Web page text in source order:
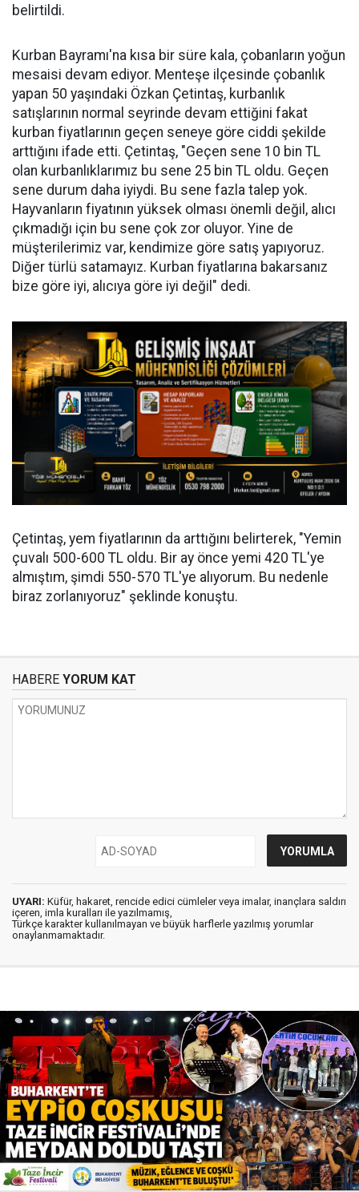
belirtildi.
Kurban Bayramı'na kısa bir süre kala, çobanların yoğun
mesaisi devam ediyor. Menteşe ilçesinde çobanlık
yapan 50 yaşındaki Özkan Çetintaş, kurbanlık
satışlarının normal seyrinde devam ettiğini fakat
kurban fiyatlarının geçen seneye göre ciddi şekilde
arttığını ifade etti. Çetintaş, "Geçen sene 10 bin TL
olan kurbanlıklarımız bu sene 25 bin TL oldu. Geçen
sene durum daha iyiydi. Bu sene fazla talep yok.
Hayvanların fiyatının yüksek olması önemli değil, alıcı
çıkmadığı için bu sene çok zor oluyor. Yine de
müşterilerimiz var, kendimize göre satış yapıyoruz.
Diğer türlü satamayız. Kurban fiyatlarına bakarsanız
bize göre iyi, alıcıya göre iyi değil" dedi.
Çetintaş, yem fiyatlarının da arttığını belirterek, "Yemin
çuvalı 500-600 TL oldu. Bir ay önce yemi 420 TL'ye
almıştım, şimdi 550-570 TL'ye alıyorum. Bu nedenle
biraz zorlanıyoruz" şeklinde konuştu.
HABERE YORUM KAT
UYARI: Küfür, hakaret, rencide edici cümleler veya imalar, inançlara saldırı
içeren, imla kuralları ile yazılmamış,
Türkçe karakter kullanılmayan ve büyük harflerle yazılmış yorumlar
onaylanmamaktadır.